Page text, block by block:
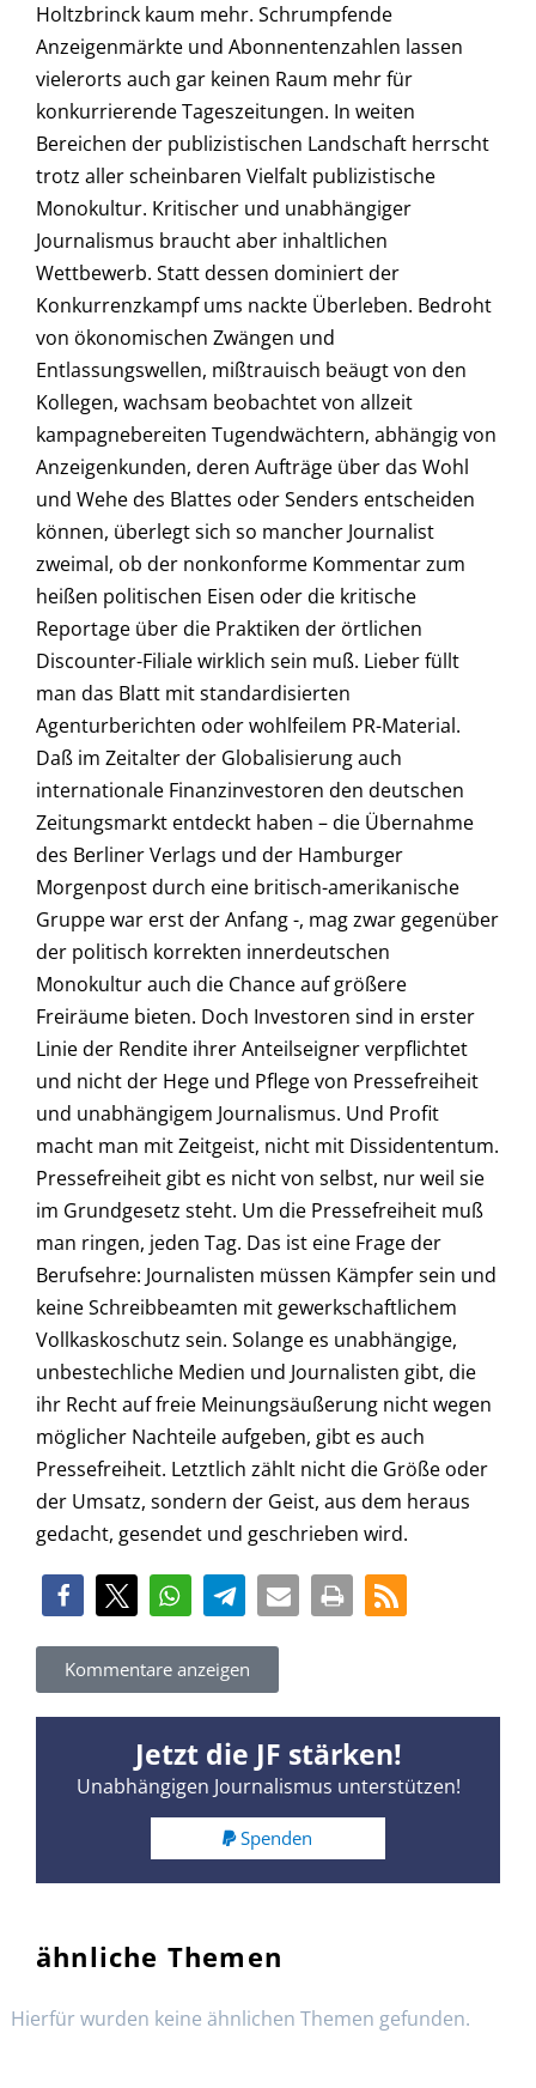
Holtzbrinck kaum mehr. Schrumpfende
Anzeigenmärkte und Abonnentenzahlen lassen
vielerorts auch gar keinen Raum mehr für
konkurrierende Tageszeitungen. In weiten
Bereichen der publizistischen Landschaft herrscht
trotz aller scheinbaren Vielfalt publizistische
Monokultur. Kritischer und unabhängiger
Journalismus braucht aber inhaltlichen
Wettbewerb. Statt dessen dominiert der
Konkurrenzkampf ums nackte Überleben. Bedroht
von ökonomischen Zwängen und
Entlassungswellen, mißtrauisch beäugt von den
Kollegen, wachsam beobachtet von allzeit
kampagnebereiten Tugendwächtern, abhängig von
Anzeigenkunden, deren Aufträge über das Wohl
und Wehe des Blattes oder Senders entscheiden
können, überlegt sich so mancher Journalist
zweimal, ob der nonkonforme Kommentar zum
heißen politischen Eisen oder die kritische
Reportage über die Praktiken der örtlichen
Discounter-Filiale wirklich sein muß. Lieber füllt
man das Blatt mit standardisierten
Agenturberichten oder wohlfeilem PR-Material.
Daß im Zeitalter der Globalisierung auch
internationale Finanzinvestoren den deutschen
Zeitungsmarkt entdeckt haben – die Übernahme
des Berliner Verlags und der Hamburger
Morgenpost durch eine britisch-amerikanische
Gruppe war erst der Anfang -, mag zwar gegenüber
der politisch korrekten innerdeutschen
Monokultur auch die Chance auf größere
Freiräume bieten. Doch Investoren sind in erster
Linie der Rendite ihrer Anteilseigner verpflichtet
und nicht der Hege und Pflege von Pressefreiheit
und unabhängigem Journalismus. Und Profit
macht man mit Zeitgeist, nicht mit Dissidententum.
Pressefreiheit gibt es nicht von selbst, nur weil sie
im Grundgesetz steht. Um die Pressefreiheit muß
man ringen, jeden Tag. Das ist eine Frage der
Berufsehre: Journalisten müssen Kämpfer sein und
keine Schreibbeamten mit gewerkschaftlichem
Vollkaskoschutz sein. Solange es unabhängige,
unbestechliche Medien und Journalisten gibt, die
ihr Recht auf freie Meinungsäußerung nicht wegen
möglicher Nachteile aufgeben, gibt es auch
Pressefreiheit. Letztlich zählt nicht die Größe oder
der Umsatz, sondern der Geist, aus dem heraus
gedacht, gesendet und geschrieben wird.
Kommentare anzeigen
Jetzt die JF stärken!
Unabhängigen Journalismus unterstützen!
Spenden
ähnliche Themen
Hierfür wurden keine ähnlichen Themen gefunden.